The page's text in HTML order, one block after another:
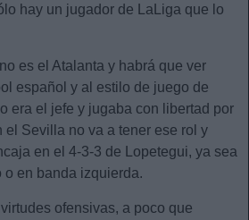
hay un jugador de LaLiga que lo
es el Atalanta y habrá que ver
español y al estilo de juego de
era el jefe y jugaba con libertad por
el Sevilla no va a tener ese rol y
en el 4-3-3 de Lopetegui, ya sea
o en banda izquierda.
ofensivas, a poco que